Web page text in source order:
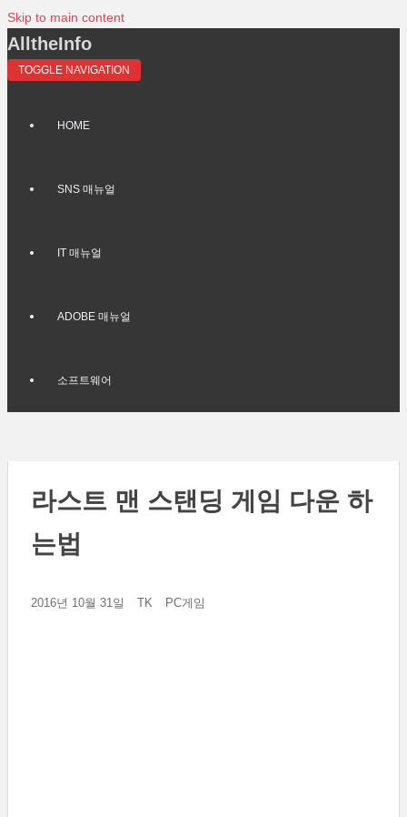
Skip to main content
AlltheInfo
TOGGLE NAVIGATION
HOME
SNS 매뉴얼
IT 매뉴얼
ADOBE 매뉴얼
소프트웨어
라스트 맨 스탠딩 게임 다운 하
는법
2016년 10월 31일 TK PC게임